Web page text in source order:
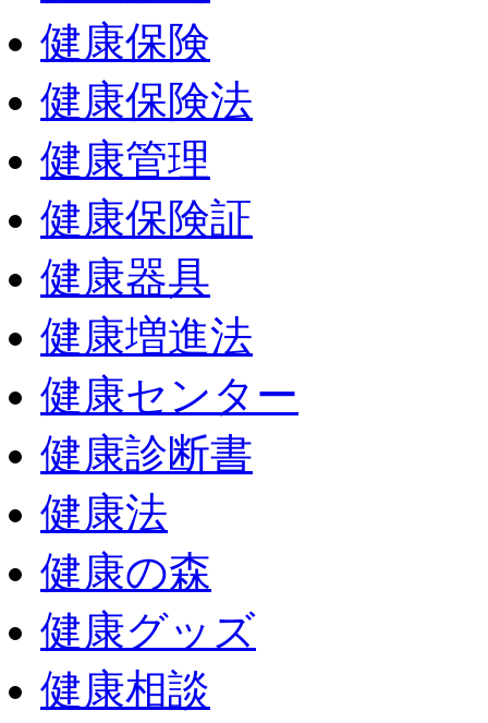
健康保険
健康保険法
健康管理
健康保険証
健康器具
健康増進法
健康センター
健康診断書
健康法
健康の森
健康グッズ
健康相談